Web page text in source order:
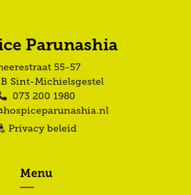
Parunashia
55-57
Sint-Michielsgestel
073 200 1980
Privacy beleid
Menu